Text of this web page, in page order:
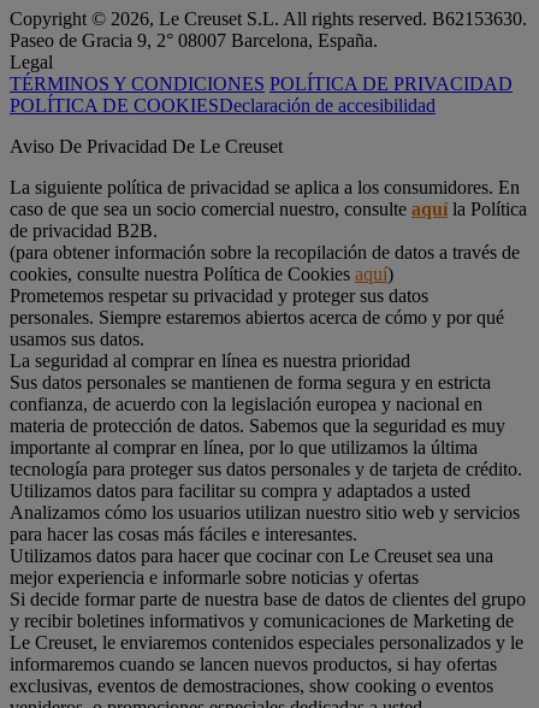
Copyright © 2026, Le Creuset S.L. All rights reserved. B62153630.
Paseo de Gracia 9, 2° 08007 Barcelona, España.
Legal
TÉRMINOS Y CONDICIONES POLÍTICA DE PRIVACIDAD
POLÍTICA DE COOKIESDeclaración de accesibilidad
Aviso De Privacidad De Le Creuset
La siguiente política de privacidad se aplica a los consumidores. En
caso de que sea un socio comercial nuestro, consulte aquíla Política
de privacidad B2B.
(para obtener información sobre la recopilación de datos a través de
cookies, consulte nuestra Política de Cookies aquí)
Prometemos respetar su privacidad y proteger sus datos
personales. Siempre estaremos abiertos acerca de cómo y por qué
usamos sus datos.
La seguridad al comprar en línea es nuestra prioridad
Sus datos personales se mantienen de forma segura y en estricta
confianza, de acuerdo con la legislación europea y nacional en
materia de protección de datos. Sabemos que la seguridad es muy
importante al comprar en línea, por lo que utilizamos la última
tecnología para proteger sus datos personales y de tarjeta de crédito.
Utilizamos datos para facilitar su compra y adaptados a usted
Analizamos cómo los usuarios utilizan nuestro sitio web y servicios
para hacer las cosas más fáciles e interesantes.
Utilizamos datos para hacer que cocinar con Le Creuset sea una
mejor experiencia e informarle sobre noticias y ofertas
Si decide formar parte de nuestra base de datos de clientes del grupo
y recibir boletines informativos y comunicaciones de Marketing de
Le Creuset, le enviaremos contenidos especiales personalizados y le
informaremos cuando se lancen nuevos productos, si hay ofertas
exclusivas, eventos de demostraciones, show cooking o eventos